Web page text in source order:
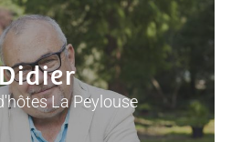
La Peylouse